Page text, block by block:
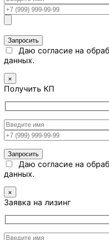
Даю согласие на
данных.
×
Получить КП
Даю согласие на
данных.
×
Заявка на лизинг